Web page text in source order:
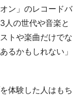
ン」のレコードバ
人の世代や音楽と
トや楽曲だけでな
るかもしれない」
体験した人はもち